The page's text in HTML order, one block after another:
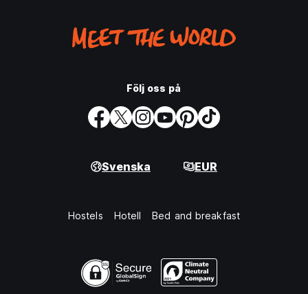
Följ oss på
Svenska EUR
Hostels Hotell Bed and breakfast